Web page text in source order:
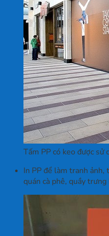
Tấm PP có keo được sử
In PP để làm tranh ảnh,
quán cà phê, quầy